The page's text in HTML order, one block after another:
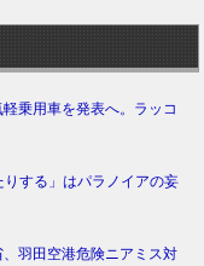
乗用車を発表へ。ラッコ
りする」はパラノイアの妄
羽田空港危険ニアミス対